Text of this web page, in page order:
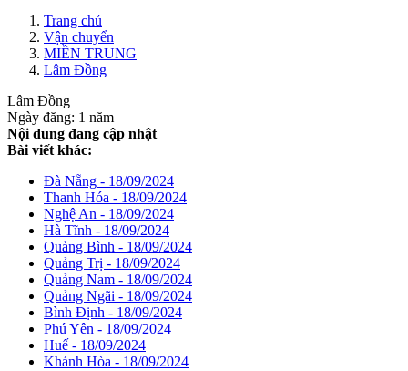
Trang chủ
Vận chuyển
MIỀN TRUNG
Lâm Đồng
Lâm Đồng
Ngày đăng: 1 năm
Nội dung đang cập nhật
Bài viết khác:
Đà Nẵng - 18/09/2024
Thanh Hóa - 18/09/2024
Nghệ An - 18/09/2024
Hà Tĩnh - 18/09/2024
Quảng Bình - 18/09/2024
Quảng Trị - 18/09/2024
Quảng Nam - 18/09/2024
Quảng Ngãi - 18/09/2024
Bình Định - 18/09/2024
Phú Yên - 18/09/2024
Huế - 18/09/2024
Khánh Hòa - 18/09/2024